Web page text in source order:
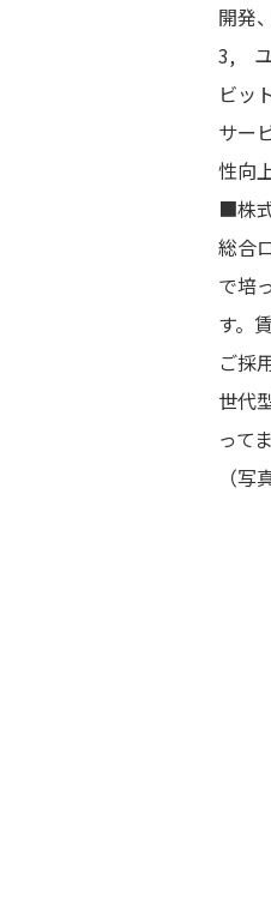
開発
3, ユ
ビッ
サー
性向
■株
総合
で培
す。
ご採
世代
って
（